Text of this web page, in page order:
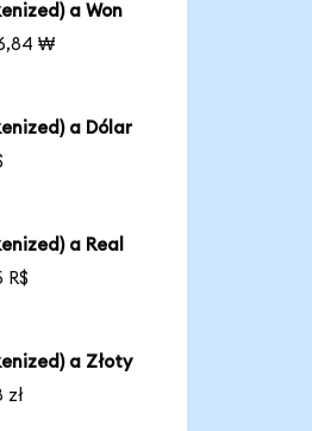
a Won
₩
a Dólar
a Real
R$
a Złoty
zł